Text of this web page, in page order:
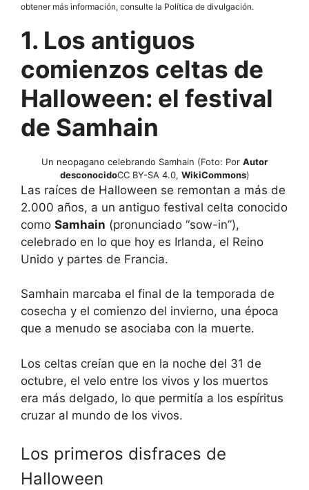
obtener más información, consulte la Política de divulgación.
1. Los antiguos
comienzos celtas de
Halloween: el festival
de Samhain
Un neopagano celebrando Samhain (Foto: Por Autor
desconocidoCC BY-SA 4.0, WikiCommons)
Las raíces de Halloween se remontan a más de
2.000 años, a un antiguo festival celta conocido
como Samhain (pronunciado “sow-in”),
celebrado en lo que hoy es Irlanda, el Reino
Unido y partes de Francia.
Samhain marcaba el final de la temporada de
cosecha y el comienzo del invierno, una época
que a menudo se asociaba con la muerte.
Los celtas creían que en la noche del 31 de
octubre, el velo entre los vivos y los muertos
era más delgado, lo que permitía a los espíritus
cruzar al mundo de los vivos.
Los primeros disfraces de
Halloween